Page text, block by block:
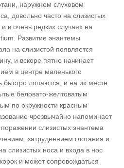
наружном слуховом
довольно часто на слизистых
в очень редких случаях на
Развитие энантемы
на слизистой появляется
и вскоре пятно начинает
в центре маленького
быстро лопаются, и на их месте
беловато-желтоватым
по окружности красным
чрезвычайно напоминает
слизистых энантема
затруднением глотания и
слизистых носа и входа в нос
и может сопровождаться